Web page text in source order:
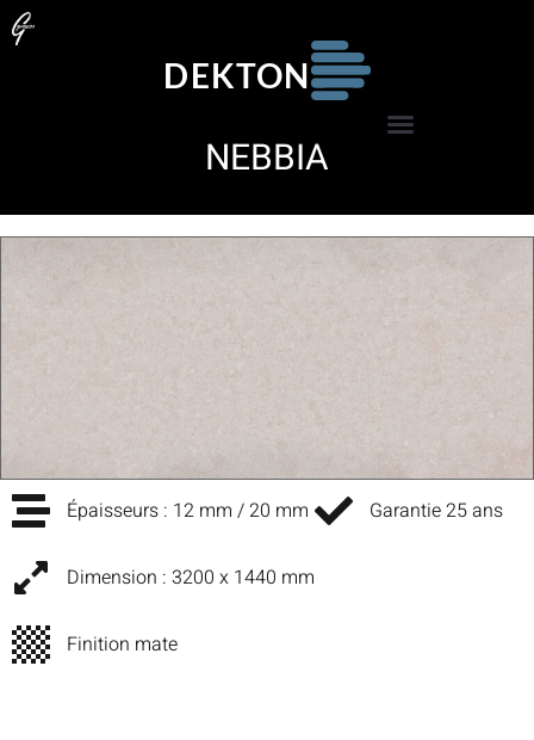
DEKTON
NEBBIA
Épaisseurs : 12 mm / 20 mm
Dimension : 3200 x 1440 mm
Finition mate
Garantie 25 ans